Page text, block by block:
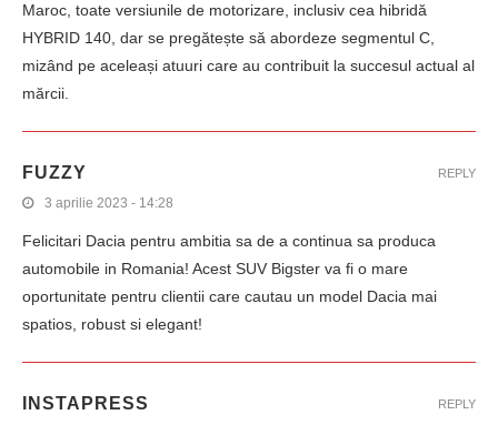
Maroc, toate versiunile de motorizare, inclusiv cea hibridă
HYBRID 140, dar se pregătește să abordeze segmentul C,
mizând pe aceleași atuuri care au contribuit la succesul actual al
mărcii.
FUZZY
3 aprilie 2023 - 14:28
Felicitari Dacia pentru ambitia sa de a continua sa produca
automobile in Romania! Acest SUV Bigster va fi o mare
oportunitate pentru clientii care cautau un model Dacia mai
spatios, robust si elegant!
REPLY
INSTAPRESS REPLY